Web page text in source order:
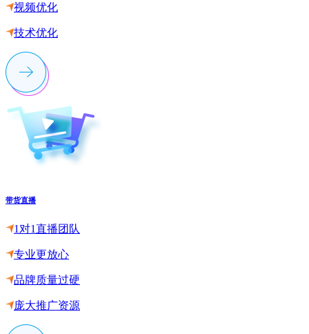
视频优化
技术优化
带货直播
1对1直播团队
专业更放心
品牌质量过硬
庞大推广资源